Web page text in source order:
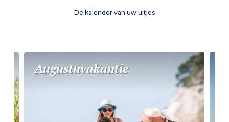
De kalender van uw uitjes
Augustuvakantie